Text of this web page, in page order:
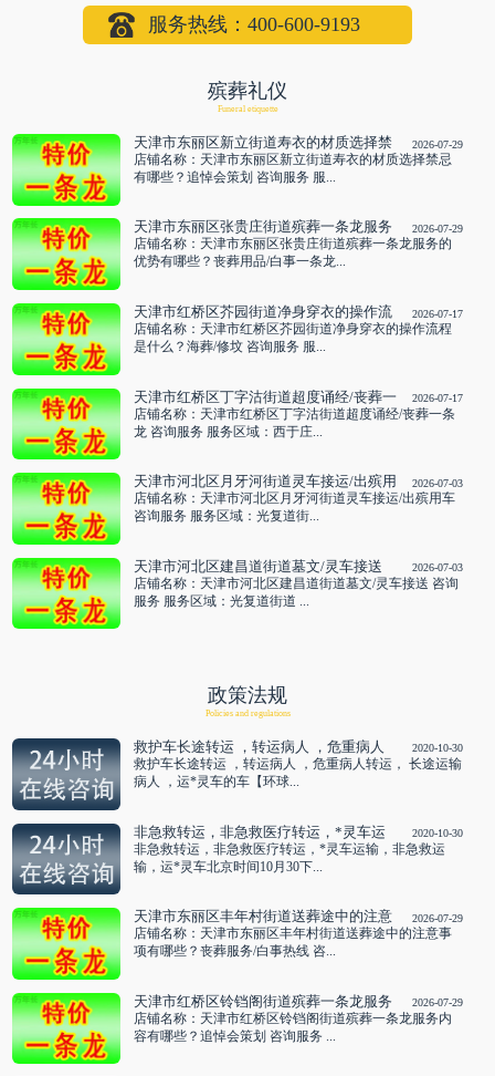
服务热线：400-600-9193
殡葬礼仪
Funeral etiquette
天津市东丽区新立街道寿衣的材质选择禁
忌有哪些？追悼会策划 咨询服务
2026-07-29
店铺名称：天津市东丽区新立街道寿衣的材质选择禁忌
有哪些？追悼会策划 咨询服务 服...
天津市东丽区张贵庄街道殡葬一条龙服务
的优势有哪些？丧葬用品/白事一条龙 咨
询服务
2026-07-29
店铺名称：天津市东丽区张贵庄街道殡葬一条龙服务的
优势有哪些？丧葬用品/白事一条龙...
天津市红桥区芥园街道净身穿衣的操作流
程是什么？海葬/修坟 咨询服务
2026-07-17
店铺名称：天津市红桥区芥园街道净身穿衣的操作流程
是什么？海葬/修坟 咨询服务 服...
天津市红桥区丁字沽街道超度诵经/丧葬一
条龙 咨询服务
2026-07-17
店铺名称：天津市红桥区丁字沽街道超度诵经/丧葬一条
龙 咨询服务 服务区域：西于庄...
天津市河北区月牙河街道灵车接运/出殡用
车 咨询服务
2026-07-03
店铺名称：天津市河北区月牙河街道灵车接运/出殡用车
咨询服务 服务区域：光复道街...
天津市河北区建昌道街道墓文/灵车接送
咨询服务
2026-07-03
店铺名称：天津市河北区建昌道街道墓文/灵车接送 咨询
服务 服务区域：光复道街道 ...
政策法规
Policies and regulations
救护车长途转运 ，转运病人 ，危重病人
转运， 长途运输病人 ，运*灵车的车
2020-10-30
救护车长途转运 ，转运病人 ，危重病人转运， 长途运输
病人 ，运*灵车的车【环球...
非急救转运，非急救医疗转运，*灵车运
输，非急救运输，运*灵车
2020-10-30
非急救转运，非急救医疗转运，*灵车运输，非急救运
输，运*灵车北京时间10月30下...
天津市东丽区丰年村街道送葬途中的注意
事项有哪些？丧葬服务/白事热线 咨询服
务
2026-07-29
店铺名称：天津市东丽区丰年村街道送葬途中的注意事
项有哪些？丧葬服务/白事热线 咨...
天津市红桥区铃铛阁街道殡葬一条龙服务
内容有哪些？追悼会策划 咨询服务
2026-07-29
店铺名称：天津市红桥区铃铛阁街道殡葬一条龙服务内
容有哪些？追悼会策划 咨询服务 ...